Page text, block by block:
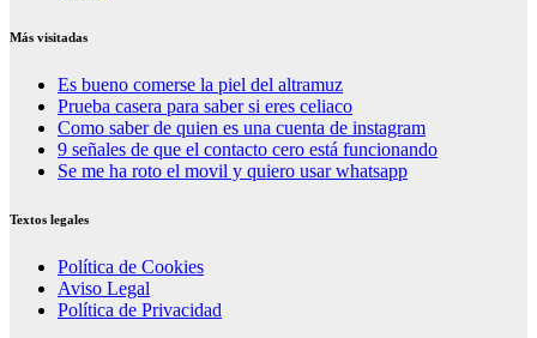
Más visitadas
Es bueno comerse la piel del altramuz
Prueba casera para saber si eres celiaco
Como saber de quien es una cuenta de instagram
9 señales de que el contacto cero está funcionando
Se me ha roto el movil y quiero usar whatsapp
Textos legales
Política de Cookies
Aviso Legal
Política de Privacidad